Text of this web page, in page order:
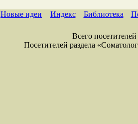
Новые идеи Индекс Библиотека
Всего
Посетителей раздела